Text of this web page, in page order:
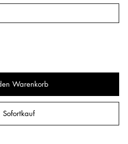
Warenkorb
Sofortkauf